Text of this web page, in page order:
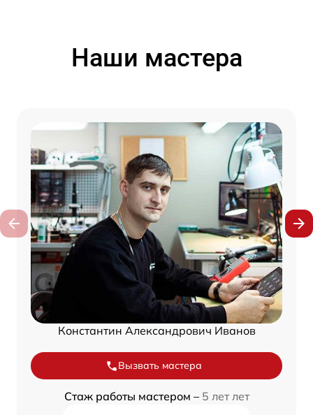
Наши мастера
Константин Александрович Иванов
Вызвать мастера
Стаж работы мастером – 5 лет лет